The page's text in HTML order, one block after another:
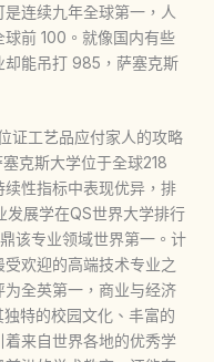
连续九年全球第一，人
前 100。就像国内有些
却能吊打 985，萨塞克斯
证工艺品应付家人的攻略
克斯大学位于全球218
性指标中表现优异，排
发展学在QS世界大学排行
该专业领域世界第一。计
欢迎的高端技术专业之
全英第一，商业与经济
特的校园文化、丰富的
来自世界各地的优秀学